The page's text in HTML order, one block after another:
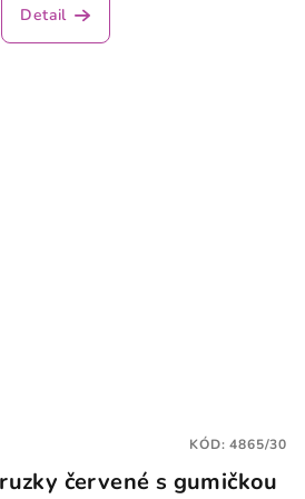
Detail
červené s gumičkou
KÓD:4865/30